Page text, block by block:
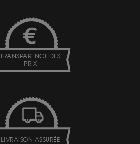
TRANSPARENCE DES
PRIX
LIVRAISON ASSURÉE